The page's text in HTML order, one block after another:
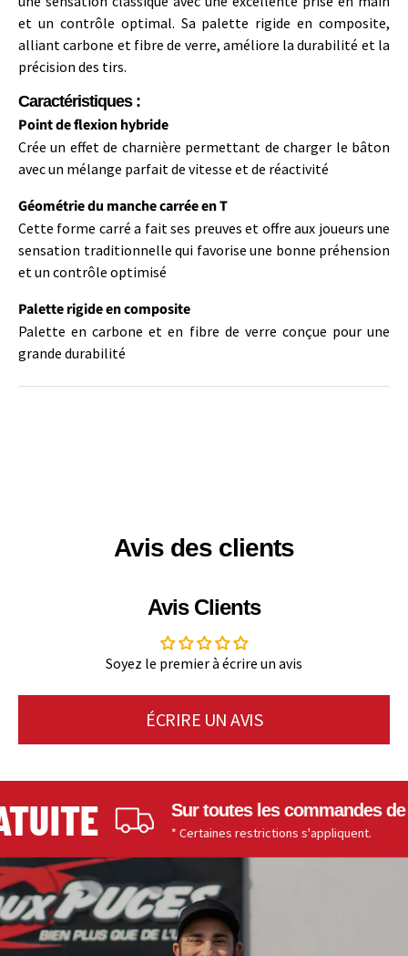
et un contrôle optimal. Sa palette rigide en composite,
alliant carbone et fibre de verre, améliore la durabilité et la
précision des tirs.
Caractéristiques :
Point de flexion hybride
Crée un effet de charnière permettant de charger le bâton
avec un mélange parfait de vitesse et de réactivité
Géométrie du manche carrée en T
Cette forme carré a fait ses preuves et offre aux joueurs une
sensation traditionnelle qui favorise une bonne préhension
et un contrôle optimisé
Palette rigide en composite
Palette en carbone et en fibre de verre conçue pour une
grande durabilité
Avis des clients
Avis Clients
Soyez le premier à écrire un avis
ÉCRIRE UN AVIS
Sur toutes les commandes de
* Certaines restrictions s'appliquent.